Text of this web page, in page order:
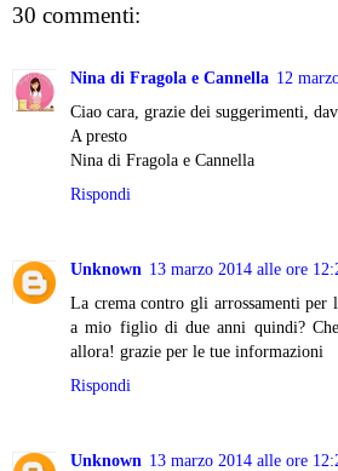
30 commenti:
Nina di Fragola e Cannella 12
Ciao cara, grazie dei suggerimenti,
A presto
Nina di Fragola e Cannella
Rispondi
Unknown 13 marzo 2014 alle ore
La crema contro gli arrossamenti per
a mio figlio di due anni quindi?
allora! grazie per le tue informazioni
Rispondi
Unknown 13 marzo 2014 alle ore